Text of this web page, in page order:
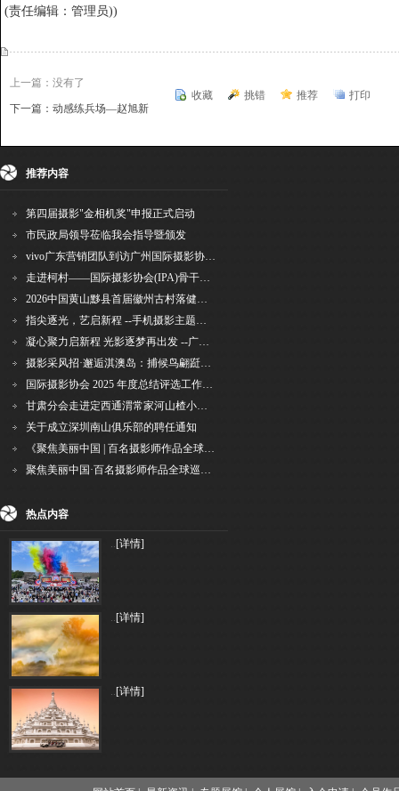
(责任编辑：管理员))
上一篇：没有了
下一篇：动感练兵场—赵旭新
收藏 挑错 推荐 打印
推荐内容
第四届摄影"金相机奖"申报正式启动
市民政局领导莅临我会指导暨颁发
vivo广东营销团队到访广州国际摄影协会 共商合作事宜
走进柯村——国际摄影协会(IPA)骨干采风安徽行之6
2026中国黄山黟县首届徽州古村落健康跑圆满举行
指尖逐光，艺启新程 --手机摄影主题讲座在市老年干部大学圆满落幕
凝心聚力启新程 光影逐梦再出发 --广州国际摄影协会2026年首次会长秘书长会议召开
摄影采风招·邂逅淇澳岛：捕候鸟翩跹，寻古村烟火，追海上霞光
国际摄影协会 2025 年度总结评选工作的通知
甘肃分会走进定西通渭常家河山楂小镇旅游景区开展"红果满枝迎丰岁·山楂小镇庆佳节"为主
关于成立深圳南山俱乐部的聘任通知
《聚焦美丽中国 | 百名摄影师作品全球巡回展》（晋中）开幕新闻通稿
聚焦美丽中国·百名摄影师作品全球巡展深圳站盛大开幕
热点内容
..[详情]
..[详情]
..[详情]